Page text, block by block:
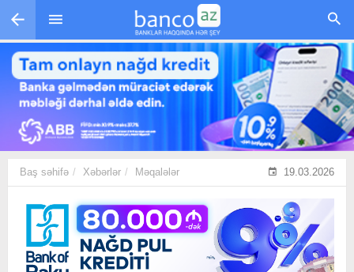
Skip to main content
Baş səhifə Xəbərlər Məqalələr 19.03.2026